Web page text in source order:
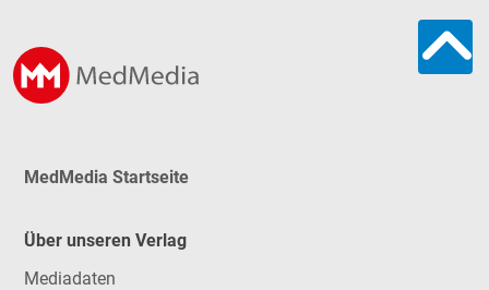
MedMedia Startseite
Über unseren Verlag
Mediadaten